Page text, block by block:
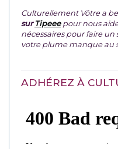
Culturellement Vôtre a
surTipeeepour nous
nécessaires pour faire un
votre plume manque au
ADHÉREZ À